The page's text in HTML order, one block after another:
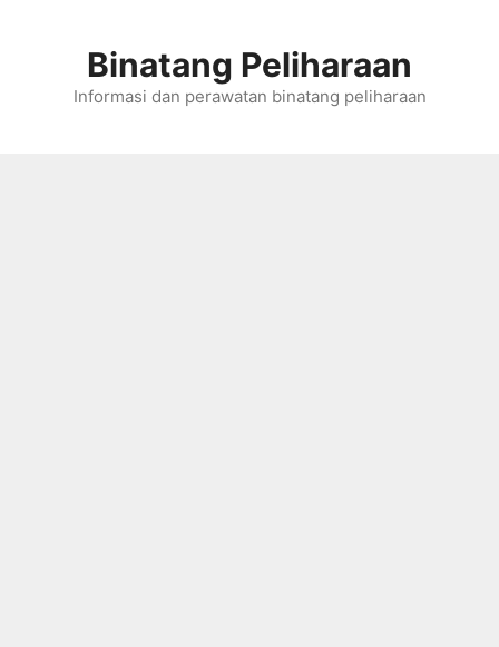
Binatang Peliharaan
Informasi dan perawatan binatang peliharaan